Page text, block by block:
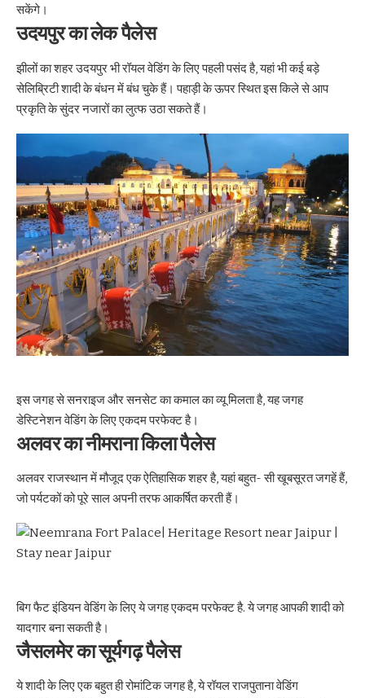
सकेंगे।
उदयपुर का लेक पैलेस
झीलों का शहर उदयपुर भी रॉयल वेडिंग के लिए पहली पसंद है, यहां भी कई बड़े
सेलिब्रिटी शादी के बंधन में बंध चुके हैं। पहाड़ी के ऊपर स्थित इस किले से आप
प्रकृति के सुंदर नजारों का लुत्फ उठा सकते हैं।
इस जगह से सनराइज और सनसेट का कमाल का व्यू मिलता है, यह जगह
डेस्टिनेशन वेडिंग के लिए एकदम परफेक्ट है।
अलवर का नीमराना किला पैलेस
अलवर राजस्थान में मौजूद एक ऐतिहासिक शहर है, यहां बहुत- सी खूबसूरत जगहें हैं,
जो पर्यटकों को पूरे साल अपनी तरफ आकर्षित करती हैं।
बिग फैट इंडियन वेडिंग के लिए ये जगह एकदम परफेक्ट है. ये जगह आपकी शादी को
यादगार बना सकती है।
जैसलमेर का सूर्यगढ़ पैलेस
ये शादी के लिए एक बहुत ही रोमांटिक जगह है, ये रॉयल राजपुताना वेडिंग